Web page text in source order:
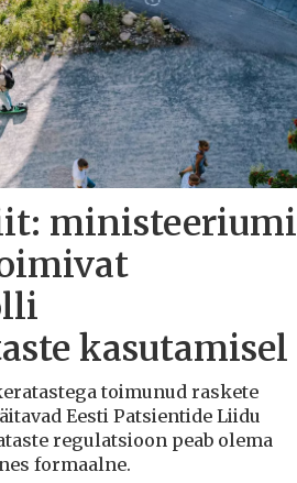
ministeeriumi
kasutamisel
toimunud raskete
Eesti Patsientide Liidu
regulatsioon peab olema
formaalne.